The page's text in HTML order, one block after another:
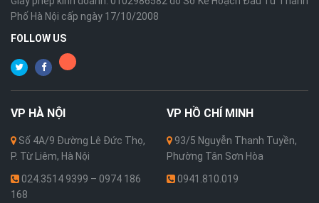
Phố Hà Nội cấp ngày 17/10/2008
FOLLOW US
VP HÀ NỘI
Số 4A/9 Đường Lê Đức Thọ,
P. Từ Liêm, Hà Nội
024.3514 9399 – 0974 186
168
VP HỒ CHÍ MINH
93/5 Nguyễn Thanh Tuyền,
Phường Tân Sơn Hòa
0941.810.019